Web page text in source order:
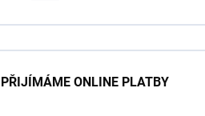
PŘIJÍMÁME ONLINE PLATBY